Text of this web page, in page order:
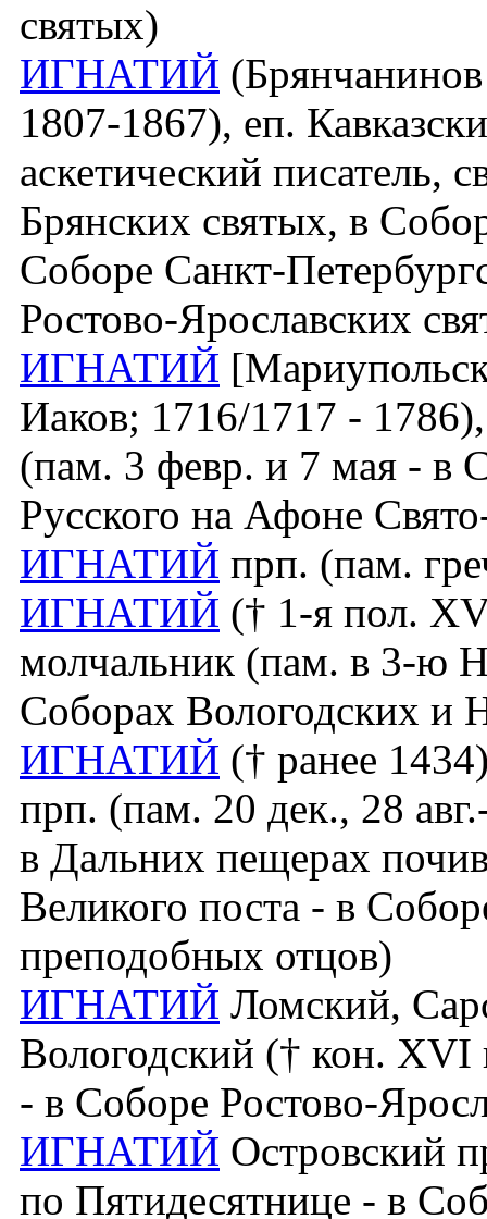
святых)
ИГНАТИЙ
1807-1867), еп.
аскетический писатель,
Брянских святых, в
Соборе Санкт-
Ростово-Ярославских
ИГНАТИЙ
Иаков; 1716/1717 -
(пам. 3 февр. и 7 мая - в
Русского на Афоне
ИГНАТИЙ прп. (пам.
ИГНАТИЙ († 1-я пол.
молчальник (пам. в 3-ю
Соборах Вологодских и
ИГНАТИЙ († ранее
прп. (пам. 20 дек., 28
в Дальних пещерах
Великого поста - в
преподобных отцов)
ИГНАТИЙ Ломский,
Вологодский († кон.
- в Соборе Ростово-
ИГНАТИЙ Островский
по Пятидесятнице - в